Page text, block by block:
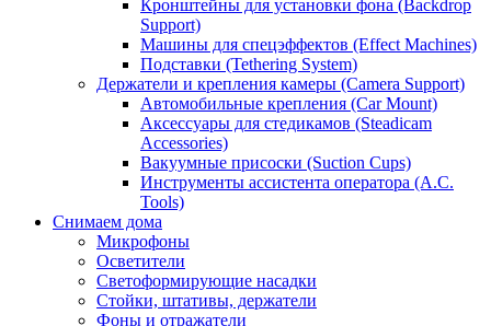
Кронштейны для установки фона (Backdrop
Support)
Машины для спецэффектов (Effect Machines)
Подставки (Tethering System)
Держатели и крепления камеры (Camera Support)
Автомобильные крепления (Car Mount)
Аксессуары для стедикамов (Steadicam
Accessories)
Вакуумные присоски (Suction Cups)
Инструменты ассистента оператора (A.C.
Tools)
Снимаем дома
Микрофоны
Осветители
Светоформирующие насадки
Стойки, штативы, держатели
Фоны и отражатели